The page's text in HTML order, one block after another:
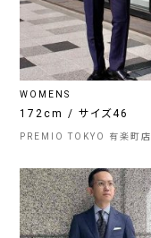
WOMENS
172cm / サイズ46
PREMIO TOKYO 有楽町店